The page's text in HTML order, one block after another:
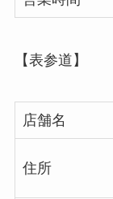
【表参道】
店舗名
住所